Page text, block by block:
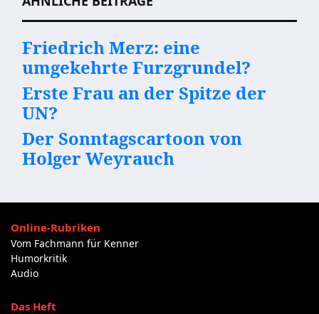
Friedrich Merz: eine
umgekehrte Furzgrundel?
Erste Frau an der Spitze der
UN?
Der Sonntagscartoon von
Holger Weyrauch
Online-Rubriken
Vom Fachmann für Kenner
Humorkritik
Audio
Das Heft